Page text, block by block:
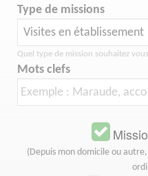
Type de missions
Quel type de mission souhaitez
Mots clefs
(Depuis mon domicile ou